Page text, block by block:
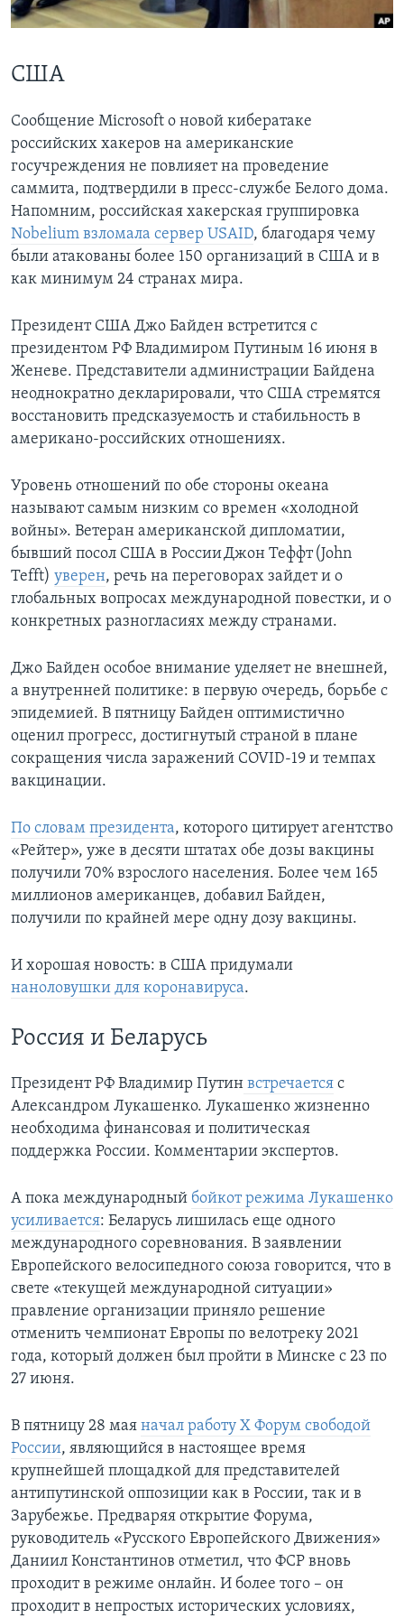
Learning English
СОЦИАЛЬНЫЕ СЕТИ
Языки
США
Сообщение Microsoft о новой кибератаке
российских хакеров на американские
госучреждения не повлияет на проведение
саммита, подтвердили в пресс-службе Белого дома.
Напомним, российская хакерская группировка
Nobelium взломала сервер USAID, благодаря чему
были атакованы более 150 организаций в США и в
как минимум 24 странах мира.
Президент США Джо Байден встретится с
президентом РФ Владимиром Путиным 16 июня в
Женеве. Представители администрации Байдена
неоднократно декларировали, что США стремятся
восстановить предсказуемость и стабильность в
американо-российских отношениях.
Уровень отношений по обе стороны океана
называют самым низким со времен «холодной
войны». Ветеран американской дипломатии,
бывший посол США в России Джон Теффт (John
Tefft) уверен, речь на переговорах зайдет и о
глобальных вопросах международной повестки, и о
конкретных разногласиях между странами.
Джо Байден особое внимание уделяет не внешней,
а внутренней политике: в первую очередь, борьбе с
эпидемией. В пятницу Байден оптимистично
оценил прогресс, достигнутый страной в плане
сокращения числа заражений COVID-19 и темпах
вакцинации.
По словам президента, которого цитирует агентство
«Рейтер», уже в десяти штатах обе дозы вакцины
получили 70% взрослого населения. Более чем 165
миллионов американцев, добавил Байден,
получили по крайней мере одну дозу вакцины.
И хорошая новость: в США придумали
наноловушки для коронавируса.
Россия и Беларусь
Президент РФ Владимир Путин встречается с
Александром Лукашенко. Лукашенко жизненно
необходима финансовая и политическая
поддержка России. Комментарии экспертов.
А пока международный бойкот режима Лукашенко
усиливается: Беларусь лишилась еще одного
международного соревнования. В заявлении
Европейского велосипедного союза говорится, что в
свете «текущей международной ситуации»
правление организации приняло решение
отменить чемпионат Европы по велотреку 2021
года, который должен был пройти в Минске с 23 по
27 июня.
В пятницу 28 мая начал работу Х Форум свободой
России, являющийся в настоящее время
крупнейшей площадкой для представителей
антипутинской оппозиции как в России, так и в
Зарубежье. Предваряя открытие Форума,
руководитель «Русского Европейского Движения»
Даниил Константинов отметил, что ФСР вновь
проходит в режиме онлайн. И более того – он
проходит в непростых исторических условиях,